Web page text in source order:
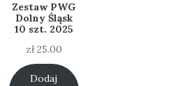
Zestaw PWG
Dolny Śląsk
10 szt. 2025
zł25.00
Dodaj